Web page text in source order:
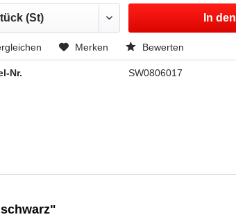
In den
Merken Bewerten
Nr. SW0806017